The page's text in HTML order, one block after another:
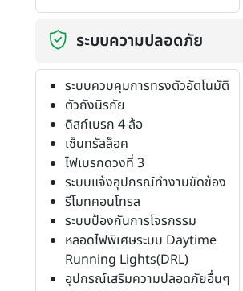
ระบบความปลอดภัย
ระบบควบคุมการทรงตัวอัตโนมัติ
ตัวถังนิรภัย
ดิสก์เบรก 4 ล้อ
เซ็นทรัลล็อค
ไฟเบรกดวงที่ 3
ระบบแจ้งอุปกรณ์ทำงานขัดข้อง
รีโมทคอนโทรล
ระบบป้องกันการโจรกรรม
หลอดไฟพิเศษระบบ Daytime
Running Lights(DRL)
อุปกรณ์เสริมความปลอดภัยอื่นๆ